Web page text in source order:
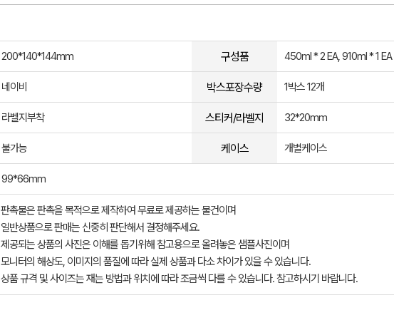
200*140*144mm 구성품 450ml * 2 EA, 910ml * 1 EA
네이비 박스포장수량 1박스 12개
라벨지부착 스티커/라벨지 32*20mm
불가능 케이스 개별케이스
99*66mm
판촉물은 판촉을 목적으로 제작하여 무료로 제공하는 물건이며
일반상품으로 판매는 신중히 판단해서 결정해주세요.
제공되는 상품의 사진은 이해를 돕기위해 참고용으로 올려놓은 샘플사진이며
모니터의 해상도, 이미지의 품질에 따라 실제 상품과 다소 차이가 있을 수 있습니다.
상품 규격 및 사이즈는 재는 방법과 위치에 따라 조금씩 다를 수 있습니다. 참고하시기 바랍니다.